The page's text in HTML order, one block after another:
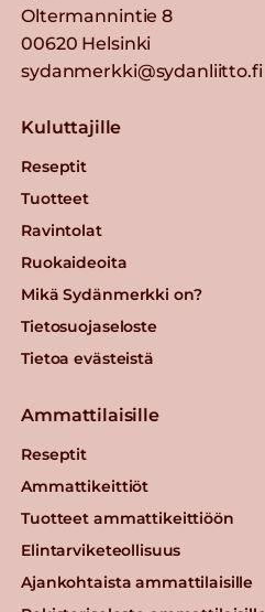
Oltermannintie 8
00620 Helsinki
sydanmerkki@sydanliitto.fi
Kuluttajille
Reseptit
Tuotteet
Ravintolat
Ruokaideoita
Mikä Sydänmerkki on?
Tietosuojaseloste
Tietoa evästeistä
Ammattilaisille
Reseptit
Ammattikeittiöt
Tuotteet ammattikeittiöön
Elintarviketeollisuus
Ajankohtaista ammattilaisille